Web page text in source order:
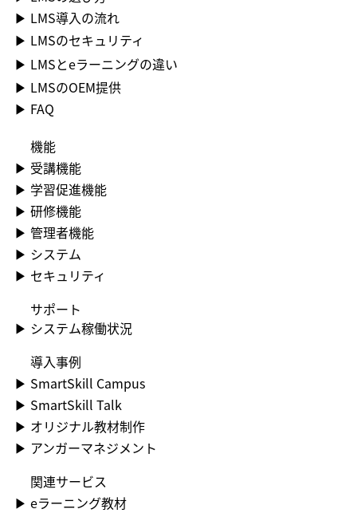
▶ LMS導入の流れ
▶ LMSのセキュリティ
▶ LMSとeラーニングの違い
▶ LMSのOEM提供
▶ FAQ
機能
▶​ 受講機能
▶​ 学習促進機能
▶​ 研修機能
▶​ 管理者機能
▶​ システム
▶​ セキュリティ
​サポート
▶​ システム稼働状況
​導入事例
▶​ SmartSkill Campus
▶​ SmartSkill Talk
▶​ オリジナル教材制作
▶​ アンガーマネジメント
関連サービス
▶ ︎eラーニング教材